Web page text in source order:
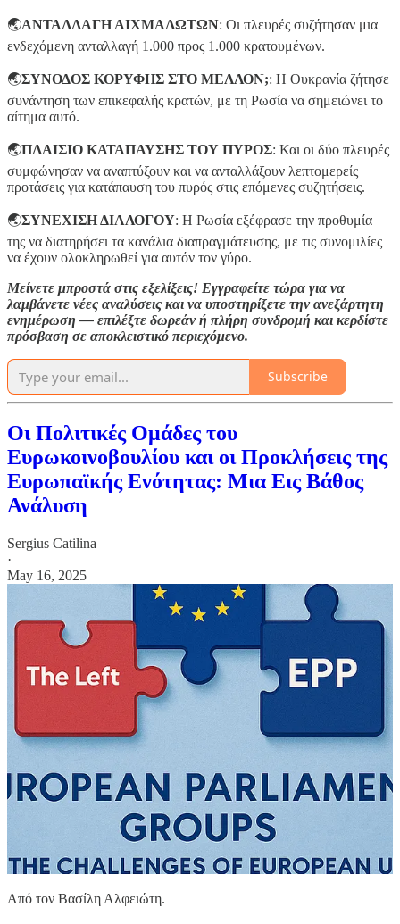
🌏ΑΝΤΑΛΛΑΓΗ ΑΙΧΜΑΛΩΤΩΝ: Οι πλευρές συζήτησαν μια
ενδεχόμενη ανταλλαγή 1.000 προς 1.000 κρατουμένων.
🌏ΣΥΝΟΔΟΣ ΚΟΡΥΦΗΣ ΣΤΟ ΜΕΛΛΟΝ;: Η Ουκρανία ζήτησε
συνάντηση των επικεφαλής κρατών, με τη Ρωσία να σημειώνει το
αίτημα αυτό.
🌏ΠΛΑΙΣΙΟ ΚΑΤΑΠΑΥΣΗΣ ΤΟΥ ΠΥΡΟΣ: Και οι δύο πλευρές
συμφώνησαν να αναπτύξουν και να ανταλλάξουν λεπτομερείς
προτάσεις για κατάπαυση του πυρός στις επόμενες συζητήσεις.
🌏ΣΥΝΕΧΙΣΗ ΔΙΑΛΟΓΟΥ: Η Ρωσία εξέφρασε την προθυμία
της να διατηρήσει τα κανάλια διαπραγμάτευσης, με τις συνομιλίες
να έχουν ολοκληρωθεί για αυτόν τον γύρο.
Μείνετε μπροστά στις εξελίξεις! Εγγραφείτε τώρα για να
λαμβάνετε νέες αναλύσεις και να υποστηρίξετε την ανεξάρτητη
ενημέρωση — επιλέξτε δωρεάν ή πλήρη συνδρομή και κερδίστε
πρόσβαση σε αποκλειστικό περιεχόμενο.
Subscribe
Οι Πολιτικές Ομάδες του
Ευρωκοινοβουλίου και οι Προκλήσεις της
Ευρωπαϊκής Ενότητας: Μια Εις Βάθος
Ανάλυση
Sergius Catilina
·
May 16, 2025
Από τον Βασίλη Αλφειώτη.